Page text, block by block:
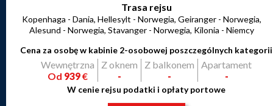
Trasa rejsu
Kopenhaga - Dania, Hellesylt - Norwegia, Geiranger - Norwegia,
Alesund - Norwegia, Stavanger - Norwegia, Kilonia - Niemcy
Cena za osobę w kabinie 2-osobowej poszczególnych kategorii
Wewnętrzna
Od 939€
Z oknem
-
Z balkonem
-
Apartament
-
W cenie rejsu podatki i opłaty portowe